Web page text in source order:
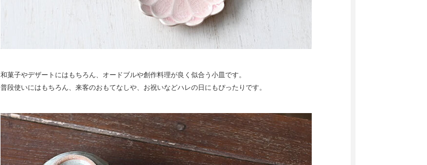
和菓子やデザートにはもちろん、オードブルや創作料理が良く似合う小皿です。
普段使いにはもちろん、来客のおもてなしや、お祝いなどハレの日にもぴったりです。